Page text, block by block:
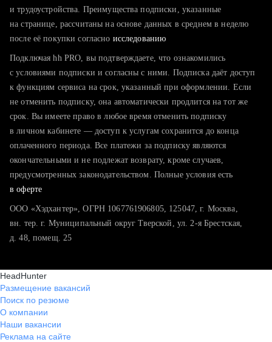
тратите много времени на поиск и вручную поднимаете
хотите сравнить себя с конкурентами и оценить шансы
и трудоустройства. Преимущества подписки, указанные
на странице, рассчитаны на основе данных в среднем в неделю
после её покупки согласно исследованию
Подключая hh PRO, вы подтверждаете, что ознакомились
с условиями подписки и согласны с ними. Подписка даёт доступ
к функциям сервиса на срок, указанный при оформлении. Если
не отменить подписку, она автоматически продлится на тот же
срок. Вы имеете право в любое время отменить подписку
в личном кабинете — доступ к услугам сохранится до конца
оплаченного периода. Все платежи за подписку являются
окончательными и не подлежат возврату, кроме случаев,
предусмотренных законодательством. Полные условия есть
в оферте
ООО «Хэдхантер», ОГРН 1067761906805, 125047, г. Москва,
вн. тер. г. Муниципальный округ Тверской, ул. 2-я Брестская,
д. 48, помещ. 25
HeadHunter
Размещение вакансий
Поиск по резюме
О компании
Наши вакансии
Реклама на сайте